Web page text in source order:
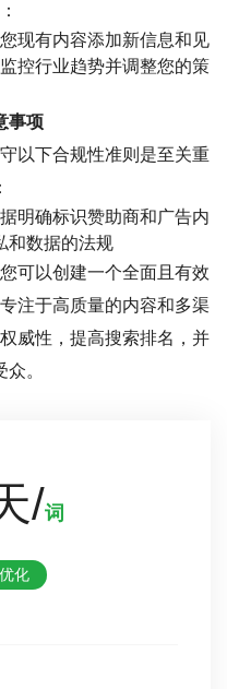
现有内容添加新信息和见
控行业趋势并调整您的策
事项
以下合规性准则是至关重
明确标识赞助商和广告内
和数据的法规
可以创建一个全面且有效
注于高质量的内容和多渠
威性，提高搜索排名，并
。
/词
化